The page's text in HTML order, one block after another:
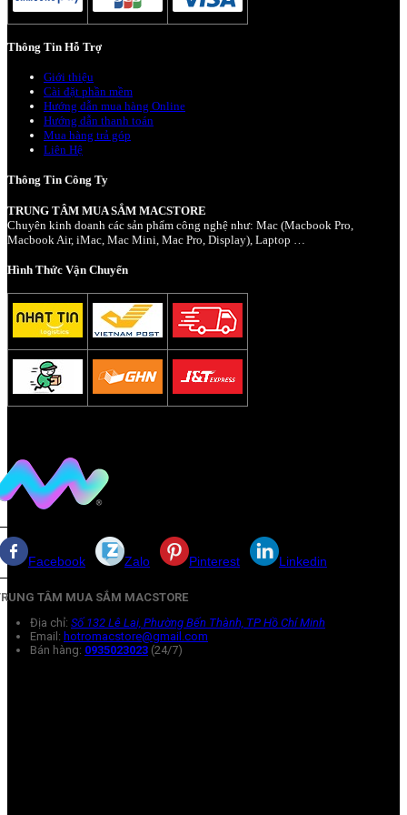
Thông Tin Hỗ Trợ
Giới thiệu
Cài đặt phần mềm
Hướng dẫn mua hàng Online
Hướng dẫn thanh toán
Mua hàng trả góp
Liên Hệ
Thông Tin Công Ty
TRUNG TÂM MUA SẮM MACSTORE
Chuyên kinh doanh các sản phẩm công nghệ như: Mac (Macbook Pro,
Macbook Air, iMac, Mac Mini, Mac Pro, Display), Laptop …
Hình Thức Vận Chuyển
Facebook Zalo Pinterest Linkedin
TÂM MUA SẮM MACSTORE
Địa chỉ: Số 132 Lê Lai, Phường Bến Thành, TP Hồ Chí Minh
Email: hotromacstore@gmail.com
Bán hàng: 0935023023 (24/7)